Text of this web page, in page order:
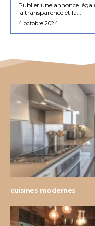
Publier une annonce
la transparence et la...
4 octobre 2024
cuisines modernes